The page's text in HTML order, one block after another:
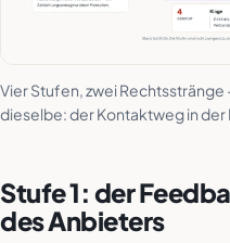
Vier Stufen, zwei
dieselbe: der Kontaktweg in
Stufe 1: der
des Anbieters